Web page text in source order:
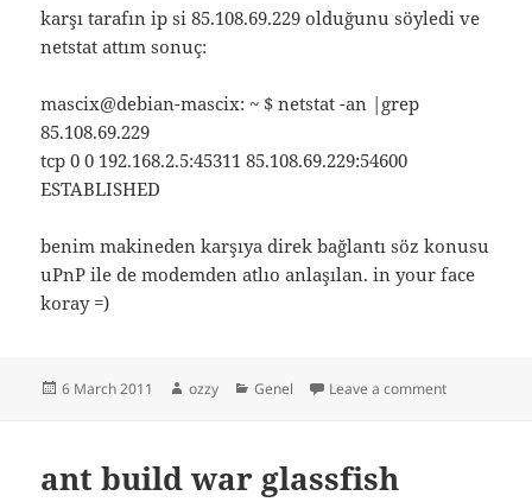
karşı tarafın ip si 85.108.69.229 olduğunu söyledi ve
netstat attım sonuç:
mascix@debian-mascix: ~ $ netstat -an |grep
85.108.69.229
tcp 0 0 192.168.2.5:45311 85.108.69.229:54600
ESTABLISHED
benim makineden karşıya direk bağlantı söz konusu
uPnP ile de modemden atlıo anlaşılan. in your face
koray =)
Posted
6 March 2011 Author
ozzy Categories
Genel Leave a commenton flash p2p
ant build war glassfish